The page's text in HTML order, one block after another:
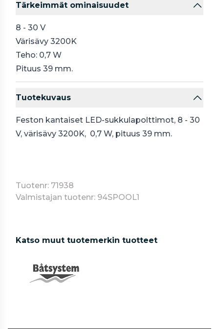
Tärkeimmät ominaisuudet
8 - 30 V
Värisävy 3200K
Teho: 0,7 W
Pituus 39 mm.
Tuotekuvaus
Feston kantaiset LED-sukkulapolttimot, 8 - 30
V, värisävy 3200K, 0,7 W, pituus 39 mm.
Tuotenr: 71938
Valmistajan tuotenr: 94SPOOL1
Katso muut tuotemerkin tuotteet